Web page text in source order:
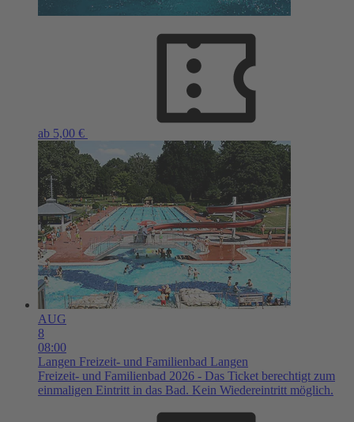
ab 5,00 €
AUG
8
08:00
Langen Freizeit- und Familienbad Langen
Freizeit- und Familienbad 2026 - Das Ticket berechtigt zum
einmaligen Eintritt in das Bad. Kein Wiedereintritt möglich.